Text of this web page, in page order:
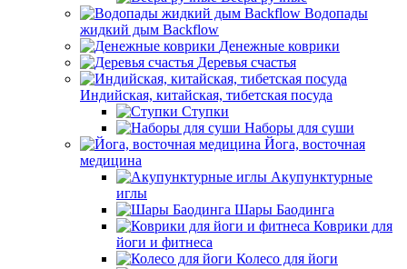
Водопады
жидкий дым Backflow
Денежные коврики
Деревья счастья
Индийская, китайская, тибетская посуда
Ступки
Наборы для суши
Йога, восточная
медицина
Акупунктурные
иглы
Шары Баодинга
Коврики для
йоги и фитнеса
Колесо для йоги